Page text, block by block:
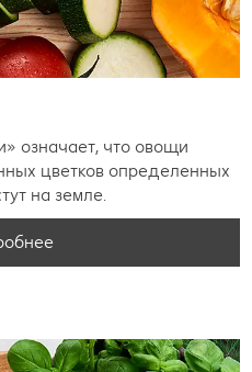
означает, что овощи
цветков определенных
на земле.